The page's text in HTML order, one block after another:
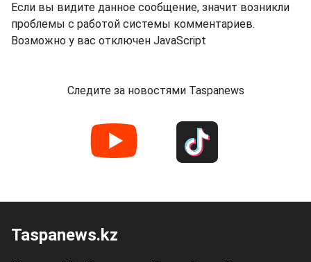
Если вы видите данное сообщение, значит возникли
проблемы с работой системы комментариев.
Возможно у вас отключен JavaScript
Следите за новостями Taspanews
Taspanews.kz